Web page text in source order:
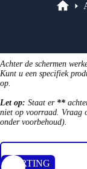
Achter de schermen
Kunt u een specifiek
op.
Let op: Staat er **
niet op voorraad. Vraag
onder voorbehoud).
KORTING